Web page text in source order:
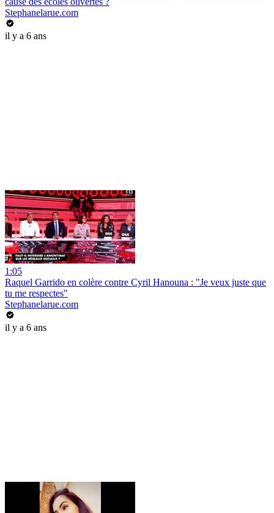
Stephanelarue.com
il y a 6 ans
1:05
Raquel Garrido en colère contre Cyril Hanouna : "Je veux juste que
tu me respectes"
Stephanelarue.com
il y a 6 ans